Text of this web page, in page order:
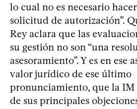
lo cual no es necesario
solicitud de autorización”.
Rey aclara que las
su gestión no son “una
asesoramiento”. Y es en ese
valor jurídico de ese último
pronunciamiento, que la IM
de sus principales